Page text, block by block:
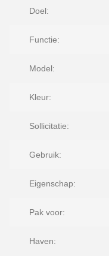
Doel:
Functie:
Model:
Kleur:
Sollicitatie:
Gebruik:
Eigenschap:
Pak voor:
Haven: